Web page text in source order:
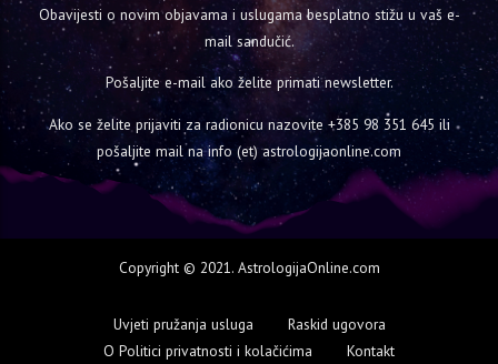
Obavijesti o novim objavama i uslugama besplatno stižu u vaš e-
mail sandučić.
Pošaljite e-mail ako želite primati newsletter.
Ako se želite prijaviti za radionicu nazovite +385 98 351 645 ili
pošaljite mail na info (et) astrologijaonline.com
Copyright © 2021. AstrologijaOnline.com
Uvjeti pružanja usluga
Raskid ugovora
O Politici privatnosti i kolačićima
Kontakt